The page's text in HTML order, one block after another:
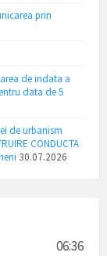
prin
de indata a
data de 5
de urbanism
CONDUCTA
30.07.2026
06:36